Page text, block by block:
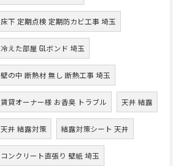
床下 定期点検 定期防カビ工事 埼玉
冷えた部屋 GLボンド 埼玉
壁の中 断熱材 無し 断熱工事 埼玉
賃貸オーナー様 お香臭 トラブル 天井 結露
天井 結露対策 結露対策シート 天井
コンクリート直張り 壁紙 埼玉